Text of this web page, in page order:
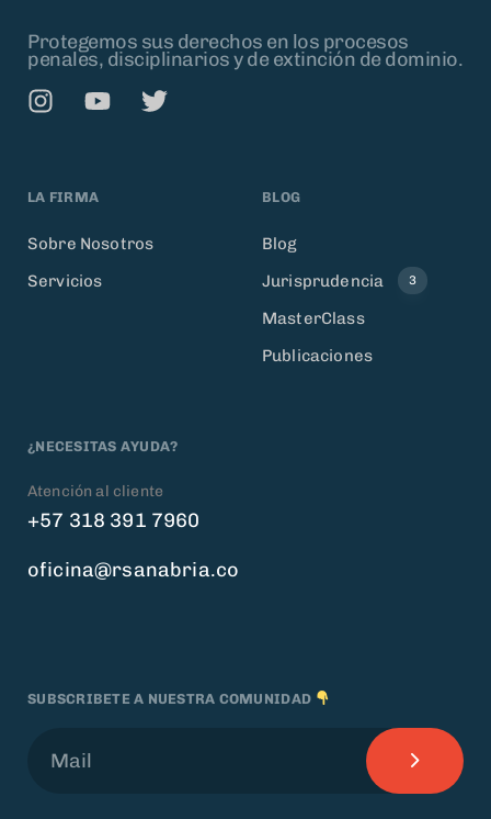
Protegemos sus derechos en los procesos
penales, disciplinarios y de extinción de dominio.
LA FIRMA
Sobre Nosotros
Servicios
BLOG
Blog
Jurisprudencia
3
MasterClass
Publicaciones
¿NECESITAS AYUDA?
Atención al cliente
+57 318 391 7960
oficina@rsanabria.co
SUBSCRIBETE A NUESTRA COMUNIDAD